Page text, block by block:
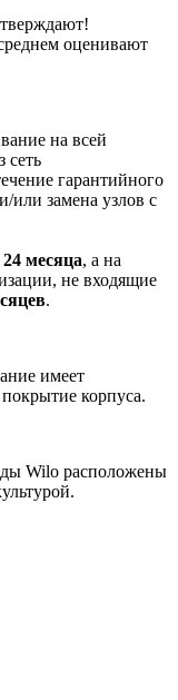
оценивают
на всей
сеть
гарантийного
или замена узлов с
24 месяца, а на
не входящие
.
имеет
корпуса.
Wilo расположены